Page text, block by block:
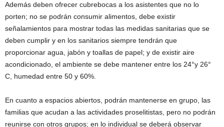
Además deben ofrecer cubrebocas a los asistentes que no lo
porten; no se podrán consumir alimentos, debe existir
señalamientos para mostrar todas las medidas sanitarias que se
deben cumplir y en los sanitarios siempre tendrán que
proporcionar agua, jabón y toallas de papel; y de existir aire
acondicionado, el ambiente se debe mantener entre los 24°y 26°
C, humedad entre 50 y 60%.
En cuanto a espacios abiertos, podrán mantenerse en grupo, las
familias que acudan a las actividades proselitistas, pero no podrán
reunirse con otros grupos; en lo individual se deberá observar